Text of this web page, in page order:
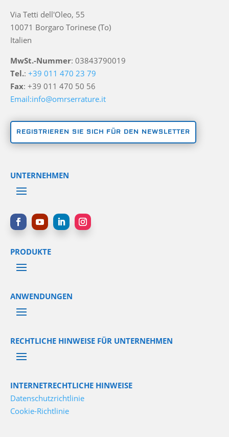
Via Tetti dell'Oleo, 55
10071 Borgaro Torinese (To)
Italien
MwSt.-Nummer: 03843790019
Tel.:+39 011 470 23 79
Fax: +39 011 470 50 56
Email:info@omrserrature.it
REGISTRIEREN SIE SICH FÜR DEN NEWSLETTER
UNTERNEHMEN
PRODUKTE
ANWENDUNGEN
RECHTLICHE HINWEISE FÜR UNTERNEHMEN
INTERNETRECHTLICHE HINWEISE
Datenschutzrichtlinie
Cookie-Richtlinie